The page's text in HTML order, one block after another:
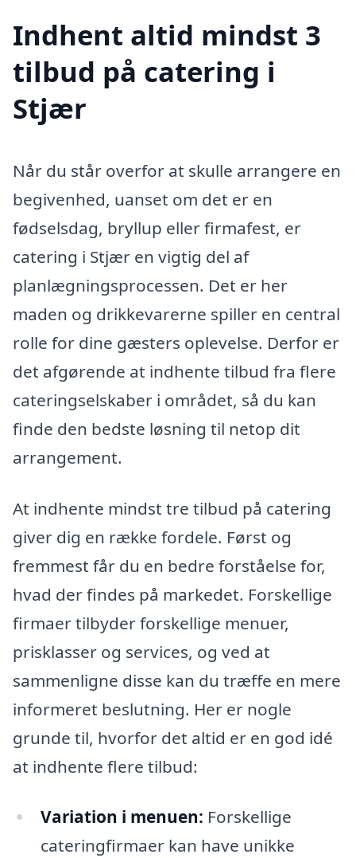
Indhent altid mindst 3
tilbud på catering i
Stjær
Når du står overfor at skulle arrangere en
begivenhed, uanset om det er en
fødselsdag, bryllup eller firmafest, er
catering i Stjær en vigtig del af
planlægningsprocessen. Det er her
maden og drikkevarerne spiller en central
rolle for dine gæsters oplevelse. Derfor er
det afgørende at indhente tilbud fra flere
cateringselskaber i området, så du kan
finde den bedste løsning til netop dit
arrangement.
At indhente mindst tre tilbud på catering
giver dig en række fordele. Først og
fremmest får du en bedre forståelse for,
hvad der findes på markedet. Forskellige
firmaer tilbyder forskellige menuer,
prisklasser og services, og ved at
sammenligne disse kan du træffe en mere
informeret beslutning. Her er nogle
grunde til, hvorfor det altid er en god idé
at indhente flere tilbud:
Variation i menuen: Forskellige
cateringfirmaer kan have unikke